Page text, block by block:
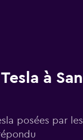
à San
posées par les